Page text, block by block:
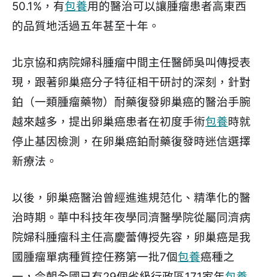
50.1%，有包養用的醫治可以讓腫瘤患者高東西
的品質地活過五年甚至十年。
北京協和病院婦科腫瘤中間主任醫師吳叫傳授表
現，跟著卵巢癌分子特征相干研討的深刻，針對
鉑（一類腫瘤藥物）耐藥復發卵巢癌的醫治手腕
越來越多，提出卵巢癌患者在初度手術包養時就
停止基因檢測，在卵巢癌鉑耐藥復發時迷信選擇
新療法。
以後，卵巢癌醫治曾經進進規范化、精準化的醫
治時期。華中科技年夜學同濟醫學院從屬同濟病
院婦科腫瘤科主任高慶蕾傳授先容，卵巢癌是我
國腫瘤單病種質控任務第一批7個包養癌種之